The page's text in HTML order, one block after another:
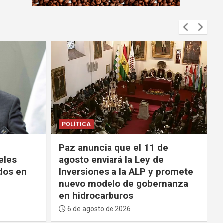
m
t
POLÍTICA
Paz agradece al TSE por su
“madurez” y evitar una “mayor
crisis” durante los 53 días de
bloqueos
6 de agosto de 2026